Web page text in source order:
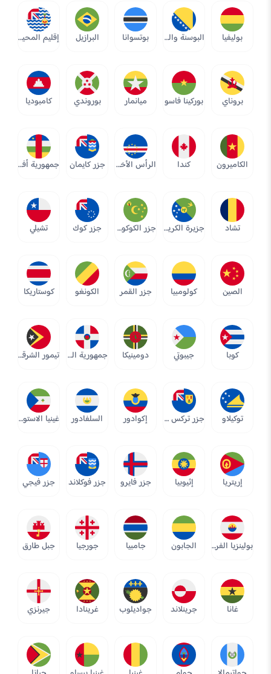
بوليفيا البوسنة والهرسك بوتسوانا البرازيل إقليم المحيط الهندي البريطاني
بروناي بوركينا فاسو ميانمار بوروندي كامبوديا
الكاميرون كندا الرأس الأخضر جزر كايمان جمهورية أفريقيا الوسطى
تشاد جزيرة الكريسماس جزر الكوكوس (كيلين) جزر كوك تشيلي
الصين كولومبيا جزر القمر الكونغو كوستاريكا
كوبا جيبوتي دومينيكا جمهورية الدومينيكان تيمور الشرقية
توكيلاو جزر تركس وكايكوس إكوادور السلفادور غينيا الاستوائية
إريتريا إثيوبيا جزر فايرو جزر فوكلاند جزر فيجي
بولينزيا الفرنسية الجابون جامبيا جورجيا جبل طارق
غانا جرينلاند جواديلوب غرينادا جيرنزي